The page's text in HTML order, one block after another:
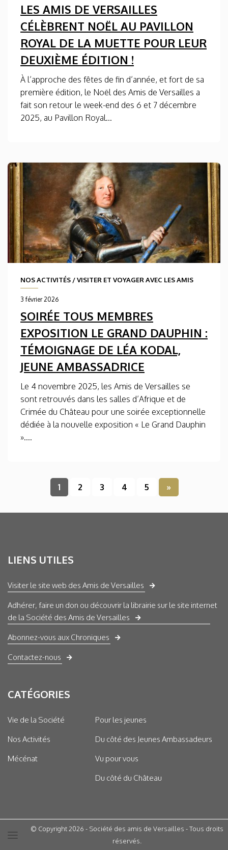
LES AMIS DE VERSAILLES
CÉLÈBRENT NOËL AU PAVILLON
ROYAL DE LA MUETTE POUR LEUR
DEUXIÈME ÉDITION !
À l’approche des fêtes de fin d’année, et fort de sa
première édition, le Noël des Amis de Versailles a
fait son retour le week-end des 6 et 7 décembre
2025, au Pavillon Royal...
NOS ACTIVITÉS /VISITER ET VOYAGER AVEC LES AMIS
3 février 2026
SOIRÉE TOUS MEMBRES
EXPOSITION LE GRAND DAUPHIN :
TÉMOIGNAGE DE LÉA KODAL,
JEUNE AMBASSADRICE
Le 4 novembre 2025, les Amis de Versailles se
sont retrouvés dans les salles d’Afrique et de
Crimée du Château pour une soirée exceptionnelle
dédiée à la nouvelle exposition « Le Grand Dauphin
»....
1 2 3 4 5 »
LIENS UTILES
Visiter le site web des Amis de Versailles
Adhérer, faire un don ou découvrir la librairie sur le site internet
de la Société des Amis de Versailles
Abonnez-vous aux Chroniques
Contactez-nous
CATÉGORIES
Vie de la Société
Nos Activités
Mécénat
Pour les jeunes
Du côté des Jeunes Ambassadeurs
Vu pour vous
Du côté du Château
© Copyright 2026 - Société des amis de Versailles - Tous droits
réservés.